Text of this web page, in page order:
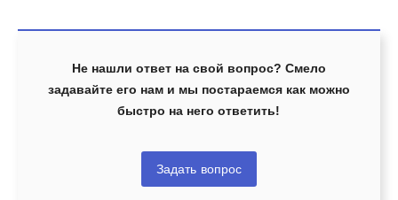
Не нашли ответ на свой вопрос? Смело
задавайте его нам и мы постараемся как можно
быстро на него ответить!
Задать вопрос